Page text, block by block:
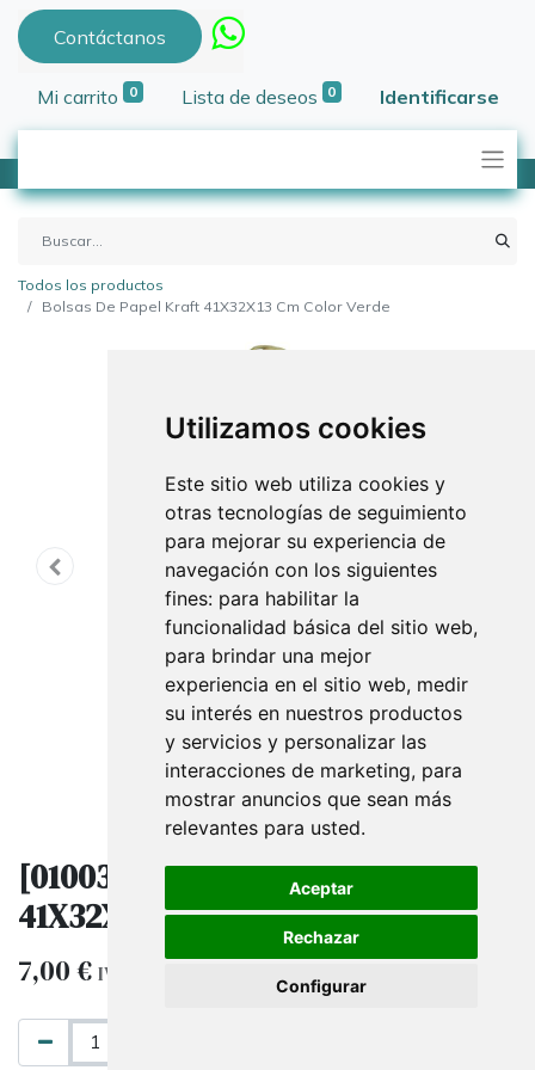
Utilizamos cookies
Este sitio web utiliza cookies y
otras tecnologías de seguimiento
para mejorar su experiencia de
navegación con los siguientes
fines: para habilitar la
funcionalidad básica del sitio web,
para brindar una mejor
experiencia en el sitio web, medir
su interés en nuestros productos
y servicios y personalizar las
interacciones de marketing, para
mostrar anuncios que sean más
relevantes para usted.
Aceptar
Rechazar
Configurar
Contáctanos
Mi carrito 0 Lista de deseos 0 Identificarse
Todos los productos
Bolsas De Papel Kraft 41X32X13 Cm Color Verde
[010035] Bolsas De Papel Kraft
41X32X13 Cm Color Verde
7,00€ IVA excluido